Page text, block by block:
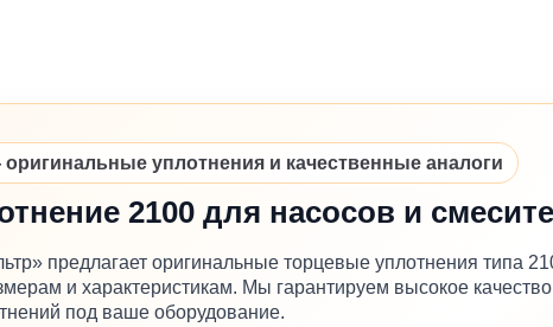
уплотнения и качественные аналоги
2100 для насосов и
предлагает оригинальные торцевые уплотнения типа
и характеристикам. Мы гарантируем высокое
под ваше оборудование.